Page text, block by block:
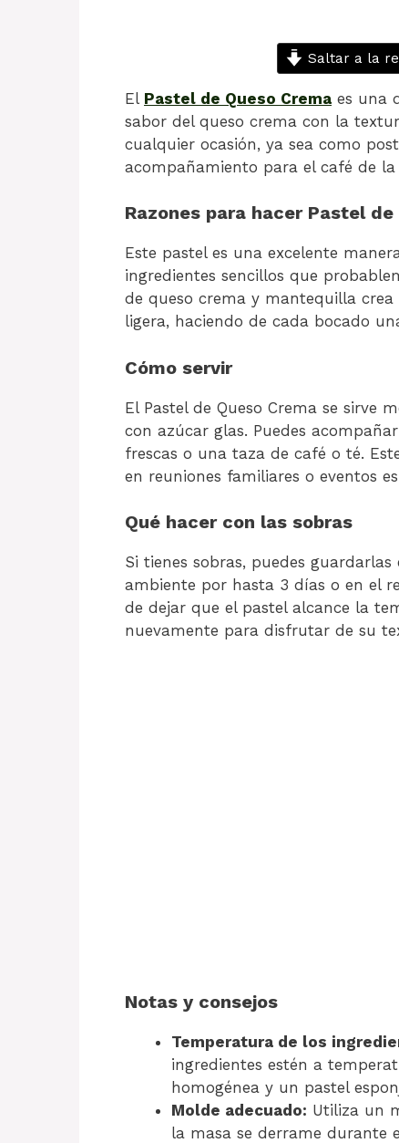
Saltar a la
El Pastel de Queso Crema es una
sabor del queso crema con la
cualquier ocasión, ya sea como
acompañamiento para el café de la
Razones para hacer Pastel de
Este pastel es una excelente
ingredientes sencillos que
de queso crema y mantequilla
ligera, haciendo de cada bocado
Cómo servir
El Pastel de Queso Crema se sirve
con azúcar glas. Puedes
frescas o una taza de café o té.
en reuniones familiares o eventos
Qué hacer con las sobras
Si tienes sobras, puedes guardarlas
ambiente por hasta 3 días o en el
de dejar que el pastel alcance la
nuevamente para disfrutar de su
Notas y consejos
Temperatura de los
ingredientes estén a
homogénea y un pastel
Molde adecuado: Utiliza un
la masa se derrame durante